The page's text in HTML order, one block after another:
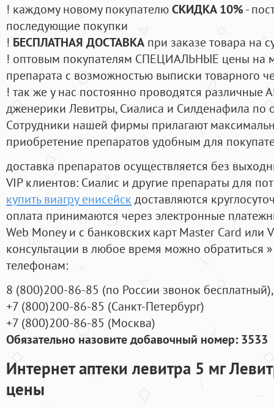
! каждому новому покупателюСКИДКА 10%-
последующие покупки
! БЕСПЛАТНАЯ ДОСТАВКА при заказе товара на
! оптовым покупателям СПЕЦИАЛЬНЫЕ цены на
препарата с возможностью выписки товарного
! так же у нас постоянно проводятся
дженерики Левитры, Сиалиса и Силденафила по
Cотрудники нашей фирмы прилагают
приобретение препаратов удобным для
доставка препаратов осуществляется без
VIP клиентов: Сиалис и другие препараты для
купить виагру енисейск доставляются
оплата принимаются через электронные
Web Money и с банковских карт Master Card или
консультации в любое время можно обратиться
телефонам:
8 (800)200-86-85 (по России звонок бесплатный),
+7 (800)200-86-85 (Санкт-Петербург)
+7 (800)200-86-85 (Москва)
Обязательно назовите добавочный номер: 3533
Интернет аптеки левитра 5 мг
цены